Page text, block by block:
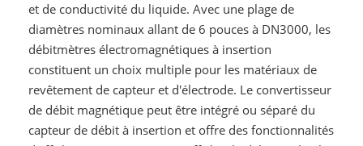
et de conductivité du liquide. Avec une plage de
diamètres nominaux allant de 6 pouces à DN3000, les
débitmètres électromagnétiques à insertion
constituent un choix multiple pour les matériaux de
revêtement de capteur et d'électrode. Le convertisseur
de débit magnétique peut être intégré ou séparé du
capteur de débit à insertion et offre des fonctionnalités